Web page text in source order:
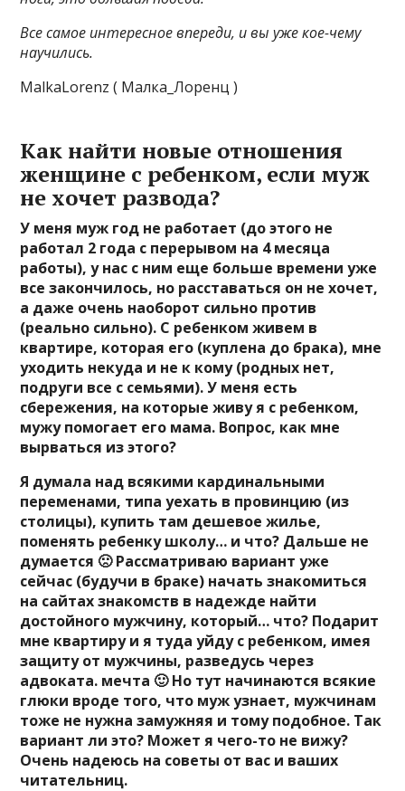
Все самое интересное впереди, и вы уже кое-чему
научились.
MalkaLorenz ( Малка_Лоренц )
Как найти новые отношения
женщине с ребенком, если муж
не хочет развода?
У меня муж год не работает (до этого не
работал 2 года с перерывом на 4 месяца
работы), у нас с ним еще больше времени уже
все закончилось, но расставаться он не хочет,
а даже очень наоборот сильно против
(реально сильно). С ребенком живем в
квартире, которая его (куплена до брака), мне
уходить некуда и не к кому (родных нет,
подруги все с семьями). У меня есть
сбережения, на которые живу я с ребенком,
мужу помогает его мама. Вопрос, как мне
вырваться из этого?
Я думала над всякими кардинальными
переменами, типа уехать в провинцию (из
столицы), купить там дешевое жилье,
поменять ребенку школу… и что? Дальше не
думается 🙁 Рассматриваю вариант уже
сейчас (будучи в браке) начать знакомиться
на сайтах знакомств в надежде найти
достойного мужчину, который… что? Подарит
мне квартиру и я туда уйду с ребенком, имея
защиту от мужчины, разведусь через
адвоката. мечта 🙂 Но тут начинаются всякие
глюки вроде того, что муж узнает, мужчинам
тоже не нужна замужняя и тому подобное. Так
вариант ли это? Может я чего-то не вижу?
Очень надеюсь на советы от вас и ваших
читательниц.